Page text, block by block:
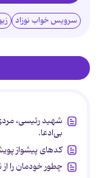
سرویس خواب نوزاد
شهید رئیسی،
بی‌ادعا.
کدهای پیشواز
چطور خودمان را از نظر ذهنی ۳۸